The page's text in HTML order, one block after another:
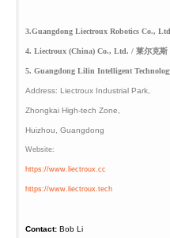
3.Guangdong Liectroux Robotics Co.,
4. Liectroux (China) Co., Ltd. / 莱尔克斯
5. Guangdong Lilin Intelligent
Address: Liectroux Industrial Park,
Zhongkai High-tech Zone,
Huizhou, Guangdong
Website:
https://www.liectroux.cc
https://www.liectroux.tech
Contact: Bob Li